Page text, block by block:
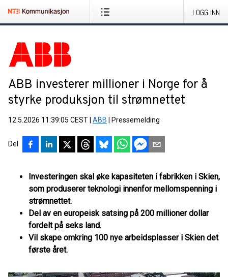
LOGG INN
ABB investerer millioner i Norge for å
styrke produksjon til strømnettet
12.5.2026 11:39:05 CEST ABB Pressemelding
Del
Investeringen skal øke kapasiteten i fabrikken i Skien,
som produserer teknologi innenfor mellomspenning i
strømnettet.
Del av en europeisk satsing på 200 millioner dollar
fordelt på seks land.
Vil skape omkring 100 nye arbeidsplasser i Skien det
første året.